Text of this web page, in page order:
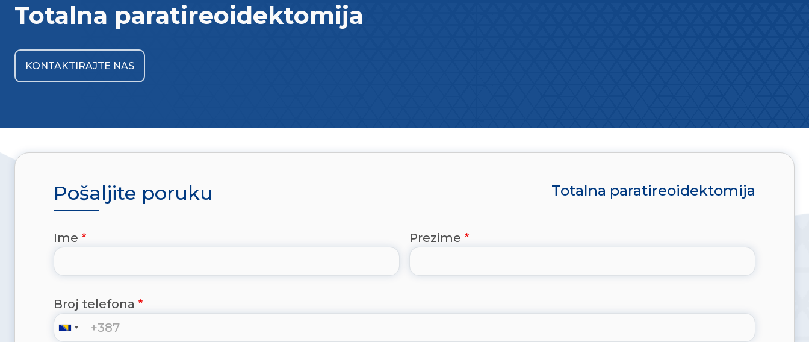
Totalna paratireoidektomija
KONTAKTIRAJTE NAS
Pošaljite poruku Totalna paratireoidektomija
Ime Prezime
Broj telefona